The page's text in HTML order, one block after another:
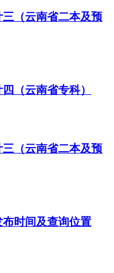
（云南省二本及预
（云南省专科）
（云南省二本及预
时间及查询位置